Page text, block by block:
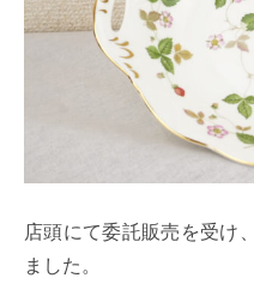
店頭にて委託販売を受け
ました。